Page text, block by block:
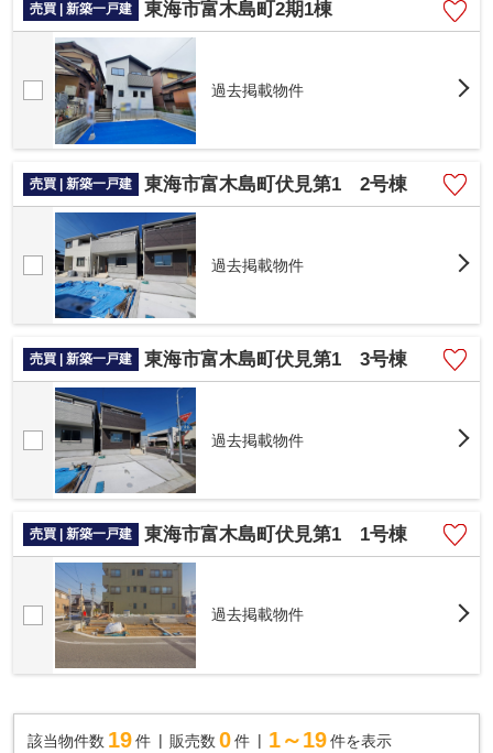
売買 | 新築一戸建 東海市富木島町2期1棟
過去掲載物件
売買 | 新築一戸建 東海市富木島町伏見第1 2号棟
過去掲載物件
売買 | 新築一戸建 東海市富木島町伏見第1 3号棟
過去掲載物件
売買 | 新築一戸建 東海市富木島町伏見第1 1号棟
過去掲載物件
該当物件数 19件 販売数 0 件 1～19 件を表示